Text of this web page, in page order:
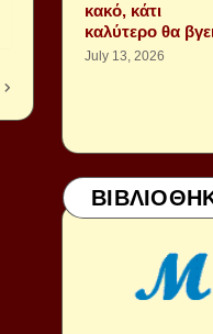
κακό, κάτι
καλύτερο θα
July 13, 2026